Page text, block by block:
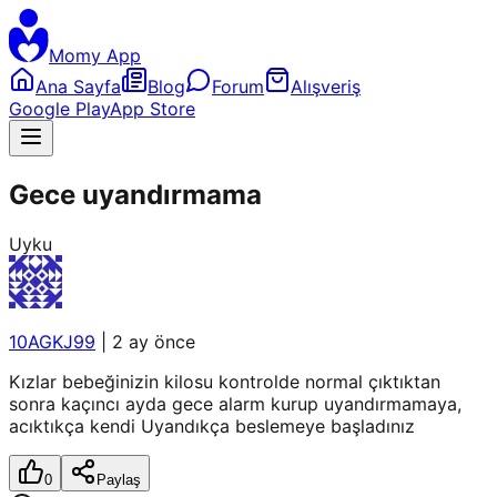
Momy App
Ana Sayfa
Blog Forum
Alışveriş
Google PlayApp Store
Gece uyandırmama
Uyku
10AGKJ99
2 ay önce
Kızlar bebeğinizin kilosu kontrolde normal çıktıktan
sonra kaçıncı ayda gece alarm kurup uyandırmamaya,
acıktıkça kendi Uyandıkça beslemeye başladınız
0 Paylaş